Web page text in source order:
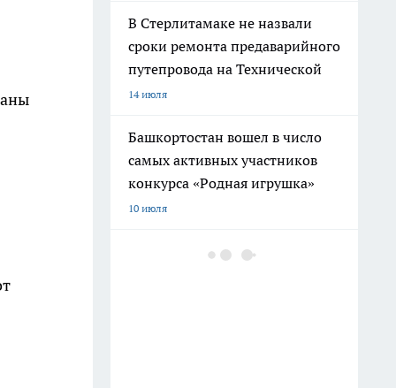
В Стерлитамаке не назвали
сроки ремонта предаварийного
путепровода на Технической
14 июля
Башкортостан вошел в число
самых активных участников
конкурса «Родная игрушка»
10 июля
В Башкирии обновят